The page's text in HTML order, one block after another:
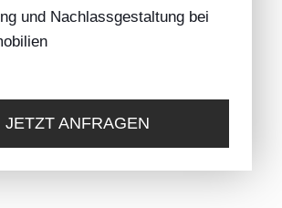
und Nachlassgestaltung bei
JETZT ANFRAGEN